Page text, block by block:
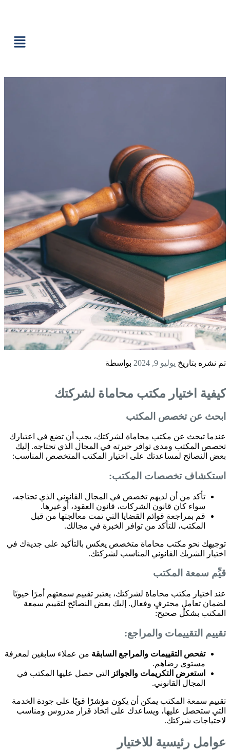
تم نشره بتاريخ يوليو 9, 2024 بواسطة
كيفية اختيار مكتب محاماة لشركتك
ابحث عن تخصص المكتب
عندما تبحث عن مكتب محاماة لشركتك، يجب أن تضع في اعتبارك
تخصص المكتب ومدى توافر خبرته في المجال الذي تحتاجه. إليك
بعض النصائح لمساعدتك على اختيار المكتب المتخصص المناسب:
استكشاف تخصصات المكتب:
تأكد من أن لديهم تخصص في المجال القانوني الذي تحتاجه،
سواء كان قانون الشركات، قانون العقود، أو غيرها.
قم بمراجعة قوائم القضايا التي تمت معالجتها من قبل
المكتب، للتأكد من توافر الخبرة في مجالك.
توجيهك نحو مكتب محاماة متخصص يعكس بالتأكيد على جديةك في
اختيار الشريك القانوني المناسب لشركتك.
قيِّم سمعة المكتب
عند اختيار مكتب محاماة لشركتك، يعتبر تقييم سمعتهم أمرًا حيويًا
لضمان تعاملٍ محترفٍ وفعال. إليك بعض النصائح لتقييم سمعة
المكتب بشكل صحيح:
تقييم التقييمات والمراجع:
تفحص التقييمات والمراجع السابقة من عملاء سابقين لمعرفة
مستوى رضاهم.
استعرض التكريمات والجوائز
التي حصل عليها المكتب في
المجال القانوني.
تقييم سمعة المكتب يمكن أن يكون مؤشرًا قويًا على جودة الخدمة
التي ستحصل عليها، ويساعدك على اتخاذ قرار مدروس ومناسب
لاحتياجات شركتك.
عوامل رئيسية للاختيار